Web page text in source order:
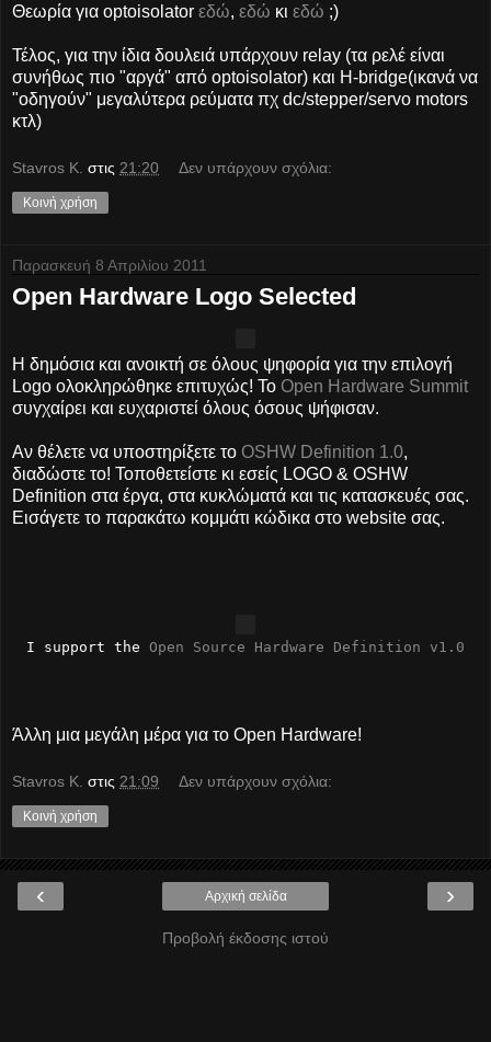
Θεωρία για optoisolator εδώ, εδώ κι εδώ ;)
Τέλος, για την ίδια δουλειά υπάρχουν relay (τα ρελέ είναι
συνήθως πιο "αργά" από optoisolator) και H-bridge(ικανά να
"οδηγούν" μεγαλύτερα ρεύματα πχ dc/stepper/servo motors
κτλ)
Stavros K. στις 21:20 Δεν υπάρχουν σχόλια:
Κοινή χρήση
Παρασκευή 8 Απριλίου 2011
Open Hardware Logo Selected
Η δημόσια και ανοικτή σε όλους ψηφορία για την επιλογή
Logo ολοκληρώθηκε επιτυχώς! Το Open Hardware Summit
συγχαίρει και ευχαριστεί όλους όσους ψήφισαν.
Αν θέλετε να υποστηρίξετε το OSHW Definition 1.0,
διαδώστε το! Τοποθετείστε κι εσείς LOGO & OSHW
Definition στα έργα, στα κυκλώματά και τις κατασκευές σας.
Εισάγετε το παρακάτω κομμάτι κώδικα στο website σας.
I support the Open Source Hardware Definition v1.0
Άλλη μια μεγάλη μέρα για το Open Hardware!
Stavros K. στις 21:09 Δεν υπάρχουν σχόλια:
Κοινή χρήση
‹ ›
Αρχική σελίδα
Προβολή έκδοσης ιστού